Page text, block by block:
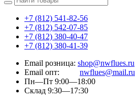
+7 (812) 541-82-56
+7 (812) 542-07-85
+7 (812) 380-40-47
+7 (812) 380-41-39
Email розница: shop@nwflues.ru
Email опт: nwflues@mail.ru
Пн—Пт 9:00—18:00
Склад 9:30—17:30